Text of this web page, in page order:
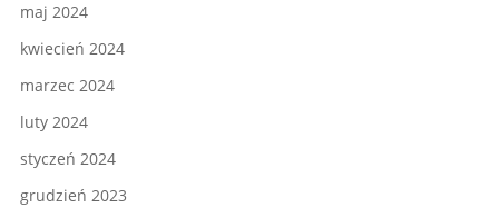
maj 2024
kwiecień 2024
marzec 2024
luty 2024
styczeń 2024
grudzień 2023